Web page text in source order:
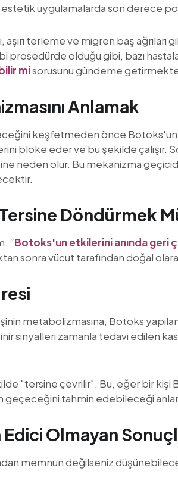
uygulamalarda son derece
aşırı terleme ve migren baş
prosedürde olduğu gibi, bazı
misorusunu gündeme
Anlamak
keşfetmeden önce
bloke eder ve bu şekilde çalışır.
neden olur. Bu mekanizma
Döndürmek
“Botoks'un etkilerini anında geri
sonra vücut tarafından doğal
metabolizmasına, Botoks
sinyalleri zamanla tedavi edilen
"tersine çevrilir". Bu, eğer bir
tahmin edebileceği
Olmayan
memnun değilseniz